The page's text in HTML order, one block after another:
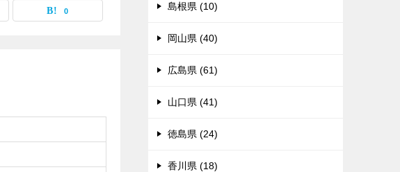
0 島根県 (10)
岡山県 (40)
広島県 (61)
山口県 (41)
徳島県 (24)
香川県 (18)